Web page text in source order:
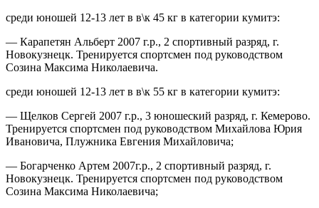
среди юношей 12-13 лет в в\к 45 кг в категории кумитэ:
— Карапетян Альберт 2007 г.р., 2 спортивный разряд, г.
Новокузнецк. Тренируется спортсмен под руководством
Созина Максима Николаевича.
среди юношей 12-13 лет в в\к 55 кг в категории кумитэ:
— Щелков Сергей 2007 г.р., 3 юношеский разряд, г. Кемерово.
Тренируется спортсмен под руководством Михайлова Юрия
Ивановича, Плужника Евгения Михайловича;
— Богарченко Артем 2007г.р., 2 спортивный разряд, г.
Новокузнецк. Тренируется спортсмен под руководством
Созина Максима Николаевича;